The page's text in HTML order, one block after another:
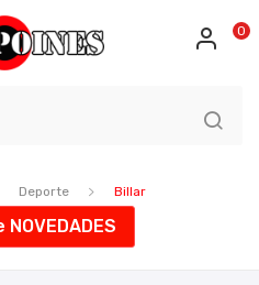
0
Deporte Billar
NOVEDADES